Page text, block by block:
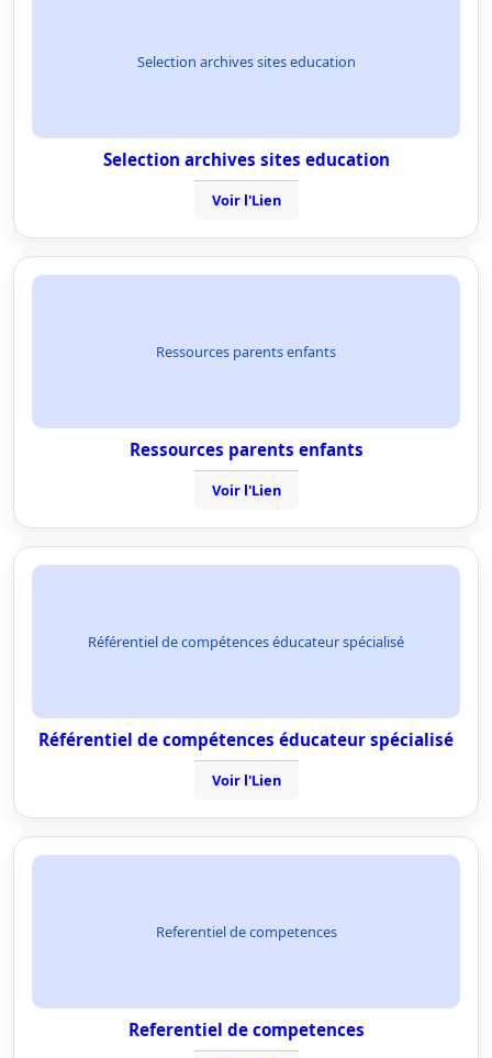
Selection archives sites education
Selection archives sites education
Voir l'Lien
Ressources parents enfants
Ressources parents enfants
Voir l'Lien
Référentiel de compétences éducateur spécialisé
Référentiel de compétences éducateur spécialisé
Voir l'Lien
Referentiel de competences
Referentiel de competences